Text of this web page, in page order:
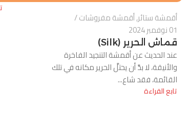
أقمشة ستائر,أقمشة مفروشات
01 نوفمبر 2024
قماش الحرير (Silk)
عند الحديث عن أقمشة التنجيد الفاخرة
والأنيقة، لا بدَّ أن يحتلَّ الحرير مكانه في تلك
القائمة، فقد شاع...
تابع القراءة